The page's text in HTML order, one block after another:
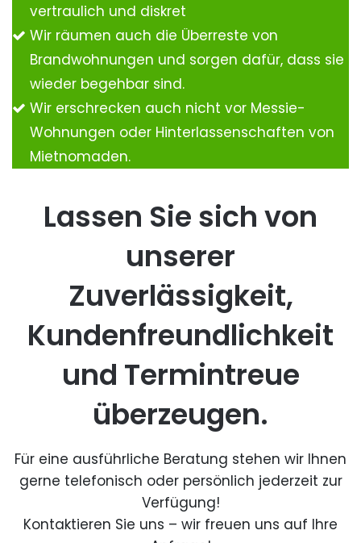
vertraulich und diskret
Wir räumen auch die Überreste von
Brandwohnungen und sorgen dafür, dass sie
wieder begehbar sind.
Wir erschrecken auch nicht vor Messie-
Wohnungen oder Hinterlassenschaften von
Mietnomaden.
Lassen Sie sich von
unserer
Zuverlässigkeit,
Kundenfreundlichkeit
und Termintreue
überzeugen.
Für eine ausführliche Beratung stehen wir Ihnen
gerne telefonisch oder persönlich jederzeit zur
Verfügung!
Kontaktieren Sie uns – wir freuen uns auf Ihre